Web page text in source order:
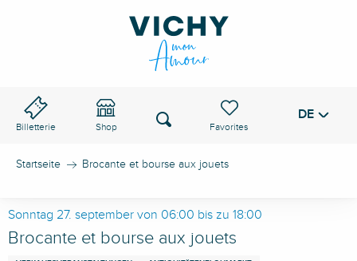
Billetterie Shop
Voir les favoris
Suche DE
Startseite Brocante et bourse aux jouets
Sonntag 27. september von 06:00 bis zu 18:00
Brocante et bourse aux jouets